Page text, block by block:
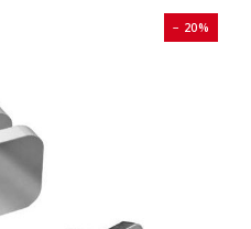
− 20%